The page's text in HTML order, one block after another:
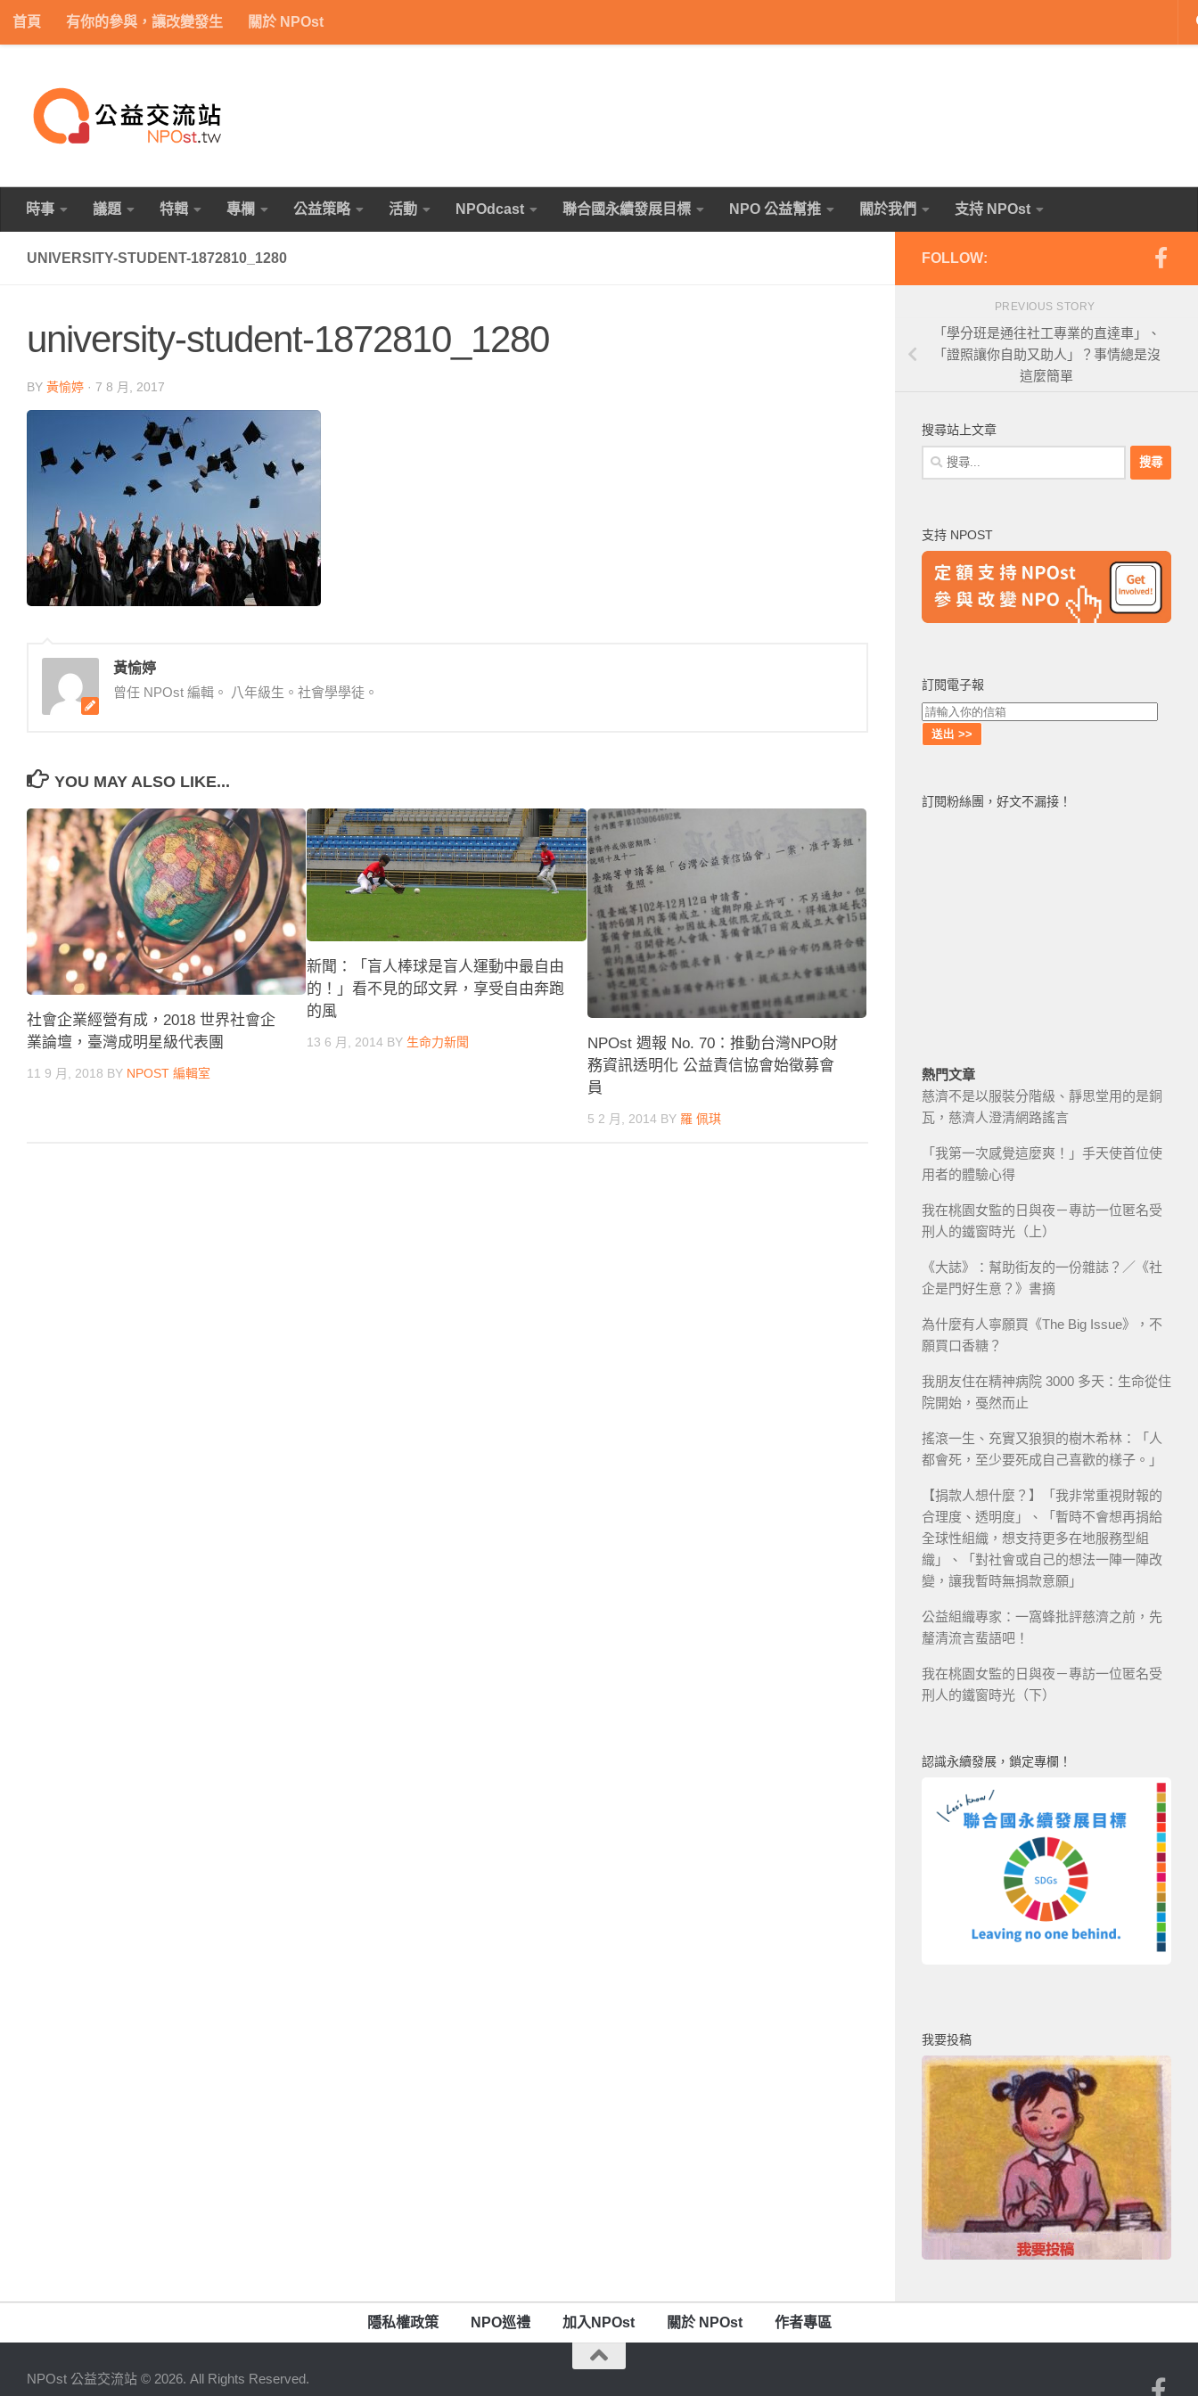
Skip to content
首頁 有你的參與，讓改變發生 關於 NPOst
時事 議題 特輯 專欄 公益策略 活動 NPOdcast 聯合國永續發展目標 NPO 公益幫推 關於我們 支持 NPOst
UNIVERSITY-STUDENT-1872810_1280
university-student-1872810_1280
BY 黃愉婷 · 7 8 月, 2017
黃愉婷
曾任 NPOst 編輯。 八年級生。社會學學徒。
YOU MAY ALSO LIKE...
社會企業經營有成，2018 世界社會企
業論壇，臺灣成明星級代表團
11 9 月, 2018 BY NPOST 編輯室
新聞：「盲人棒球是盲人運動中最自由
的！」看不見的邱文昇，享受自由奔跑
的風
13 6 月, 2014 BY 生命力新聞
NPOst 週報 No. 70：推動台灣NPO財
務資訊透明化 公益責信協會始徵募會
員
5 2 月, 2014BY 羅 佩琪
FOLLOW:
PREVIOUS STORY
「學分班是通往社工專業的直達車」、
「證照讓你自助又助人」？事情總是沒
這麼簡單
搜尋站上文章
搜
尋
字:
支持 NPOST
訂閱電子報
訂閱粉絲團，好文不漏接！
熱門文章
慈濟不是以服裝分階級、靜思堂用的是銅
瓦，慈濟人澄清網路謠言
「我第一次感覺這麼爽！」手天使首位使
用者的體驗心得
我在桃園女監的日與夜－專訪一位匿名受
刑人的鐵窗時光（上）
《大誌》：幫助街友的一份雜誌？／《社
企是門好生意？》書摘
為什麼有人寧願買《The Big Issue》，不
願買口香糖？
我朋友住在精神病院 3000 多天：生命從住
院開始，戞然而止
搖滾一生、充實又狼狽的樹木希林：「人
都會死，至少要死成自己喜歡的樣子。」
【捐款人想什麼？】「我非常重視財報的
合理度、透明度」、「暫時不會想再捐給
全球性組織，想支持更多在地服務型組
織」、「對社會或自己的想法一陣一陣改
變，讓我暫時無捐款意願」
公益組織專家：一窩蜂批評慈濟之前，先
釐清流言蜚語吧！
我在桃園女監的日與夜－專訪一位匿名受
刑人的鐵窗時光（下）
認識永續發展，鎖定專欄！
我要投稿
隱私權政策 NPO巡禮 加入NPOst 關於 NPOst 作者專區
NPOst 公益交流站 © 2026. All Rights Reserved.